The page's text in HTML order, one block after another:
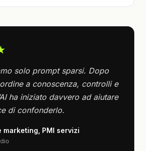
solo prompt sparsi. Dopo
a conoscenza, controlli e
ha iniziato davvero ad aiutare
di confonderlo.
marketing, PMI servizi